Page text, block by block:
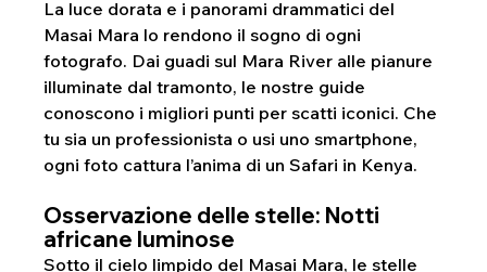
La luce dorata e i panorami drammatici del
Masai Mara lo rendono il sogno di ogni
fotografo. Dai guadi sul Mara River alle pianure
illuminate dal tramonto, le nostre guide
conoscono i migliori punti per scatti iconici. Che
tu sia un professionista o usi uno smartphone,
ogni foto cattura l’anima di un Safari in Kenya.
Osservazione delle stelle: Notti
africane luminose
Sotto il cielo limpido del Masai Mara, le stelle